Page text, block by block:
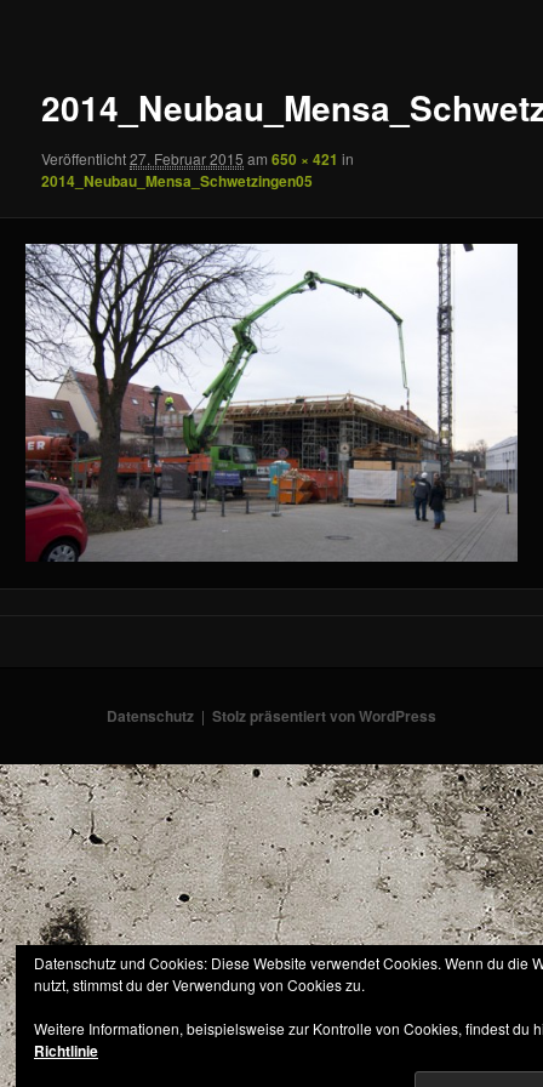
Veröffentlicht27. Februar 2015 am650 × 421 in
2014_Neubau_Mensa_Schwetzingen05
Datenschutz Stolz präsentiert von WordPress
Datenschutz und Cookies: Diese Website verwendet Cookies. Wenn du die
nutzt, stimmst du der Verwendung von Cookies zu.
Weitere Informationen, beispielsweise zur Kontrolle von Cookies, findest du
Richtlinie